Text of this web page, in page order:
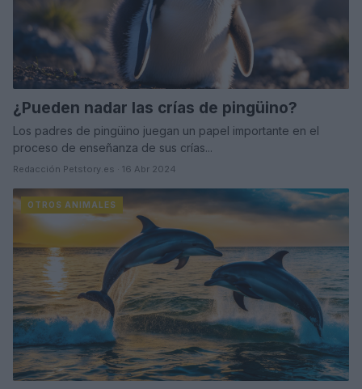
¿Pueden nadar las crías de pingüino?
Los padres de pingüino juegan un papel importante en el
proceso de enseñanza de sus crías...
Redacción Petstory.es · 16 Abr 2024
OTROS ANIMALES